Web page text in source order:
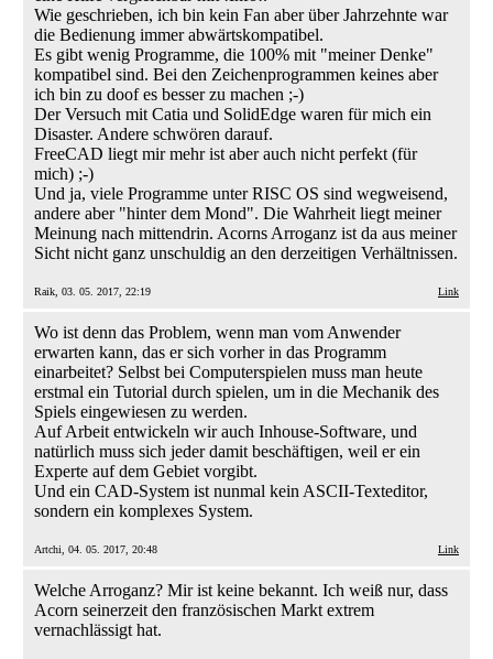
Wie geschrieben, ich bin kein Fan aber über Jahrzehnte war
die Bedienung immer abwärtskompatibel.
Es gibt wenig Programme, die 100% mit "meiner Denke"
kompatibel sind. Bei den Zeichenprogrammen keines aber
ich bin zu doof es besser zu machen ;-)
Der Versuch mit Catia und SolidEdge waren für mich ein
Disaster. Andere schwören darauf.
FreeCAD liegt mir mehr ist aber auch nicht perfekt (für
mich) ;-)
Und ja, viele Programme unter RISC OS sind wegweisend,
andere aber "hinter dem Mond". Die Wahrheit liegt meiner
Meinung nach mittendrin. Acorns Arroganz ist da aus meiner
Sicht nicht ganz unschuldig an den derzeitigen Verhältnissen.
Raik, 03. 05. 2017, 22:19 Link
Wo ist denn das Problem, wenn man vom Anwender
erwarten kann, das er sich vorher in das Programm
einarbeitet? Selbst bei Computerspielen muss man heute
erstmal ein Tutorial durch spielen, um in die Mechanik des
Spiels eingewiesen zu werden.
Auf Arbeit entwickeln wir auch Inhouse-Software, und
natürlich muss sich jeder damit beschäftigen, weil er ein
Experte auf dem Gebiet vorgibt.
Und ein CAD-System ist nunmal kein ASCII-Texteditor,
sondern ein komplexes System.
Artchi, 04. 05. 2017, 20:48 Link
Welche Arroganz? Mir ist keine bekannt. Ich weiß nur, dass
Acorn seinerzeit den französischen Markt extrem
vernachlässigt hat.